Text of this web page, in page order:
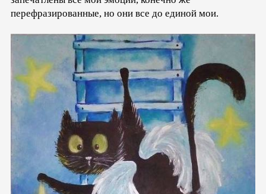
перефразированные, но они все до единой мои.